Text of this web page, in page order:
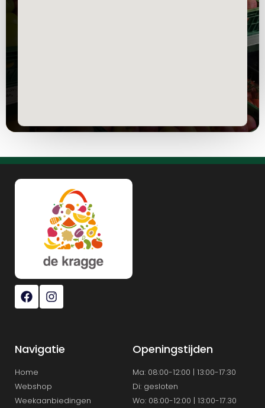
Navigatie
Home
Webshop
Weekaanbiedingen
Openingstijden
Ma: 08:00-12:00 | 13:00-17:30
Di: gesloten
Wo: 08:00-12:00 | 13:00-17.30